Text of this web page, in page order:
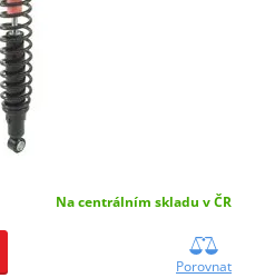
Na centrálním skladu v ČR
Porovnat